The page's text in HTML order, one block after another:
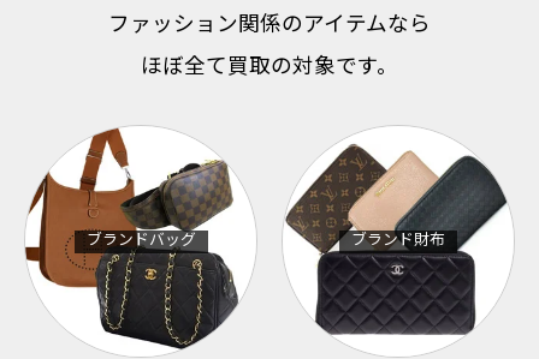
ファッション関係のアイテムなら
ほぼ全て買取の対象です。
ブランドバッグ ブランド財布